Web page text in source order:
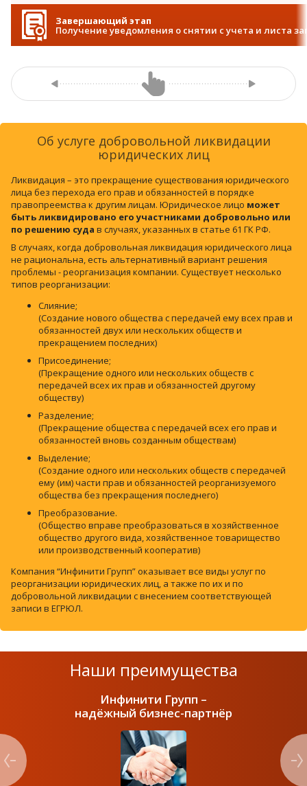
Завершающий этап
Получение уведомления о снятии с учета и листа
Об услуге добровольной ликвидации
юридических лиц
Ликвидация – это прекращение существования юридического
лица без перехода его прав и обязанностей в порядке
правопреемства к другим лицам. Юридическое лицо может
быть ликвидировано его участниками добровольно или
по решению суда в случаях, указанных в статье 61 ГК РФ.
В случаях, когда добровольная ликвидация юридического лица
не рациональна, есть альтернативный вариант решения
проблемы - реорганизация компании. Существует несколько
типов реорганизации:
Слияние;
(Создание нового общества с передачей ему всех прав и
обязанностей двух или нескольких обществ и
прекращением последних)
Присоединение;
(Прекращение одного или нескольких обществ с
передачей всех их прав и обязанностей другому
обществу)
Разделение;
(Прекращение общества с передачей всех его прав и
обязанностей вновь созданным обществам)
Выделение;
(Создание одного или нескольких обществ с передачей
ему (им) части прав и обязанностей реорганизуемого
общества без прекращения последнего)
Преобразование.
(Общество вправе преобразоваться в хозяйственное
общество другого вида, хозяйственное товарищество
или производственный кооператив)
Компания “Инфинити Групп” оказывает все виды услуг по
реорганизации юридических лиц, а также по их и по
добровольной ликвидации с внесением соответствующей
записи в ЕГРЮЛ.
Наши преимущества
Инфинити Групп –
надёжный бизнес-партнёр